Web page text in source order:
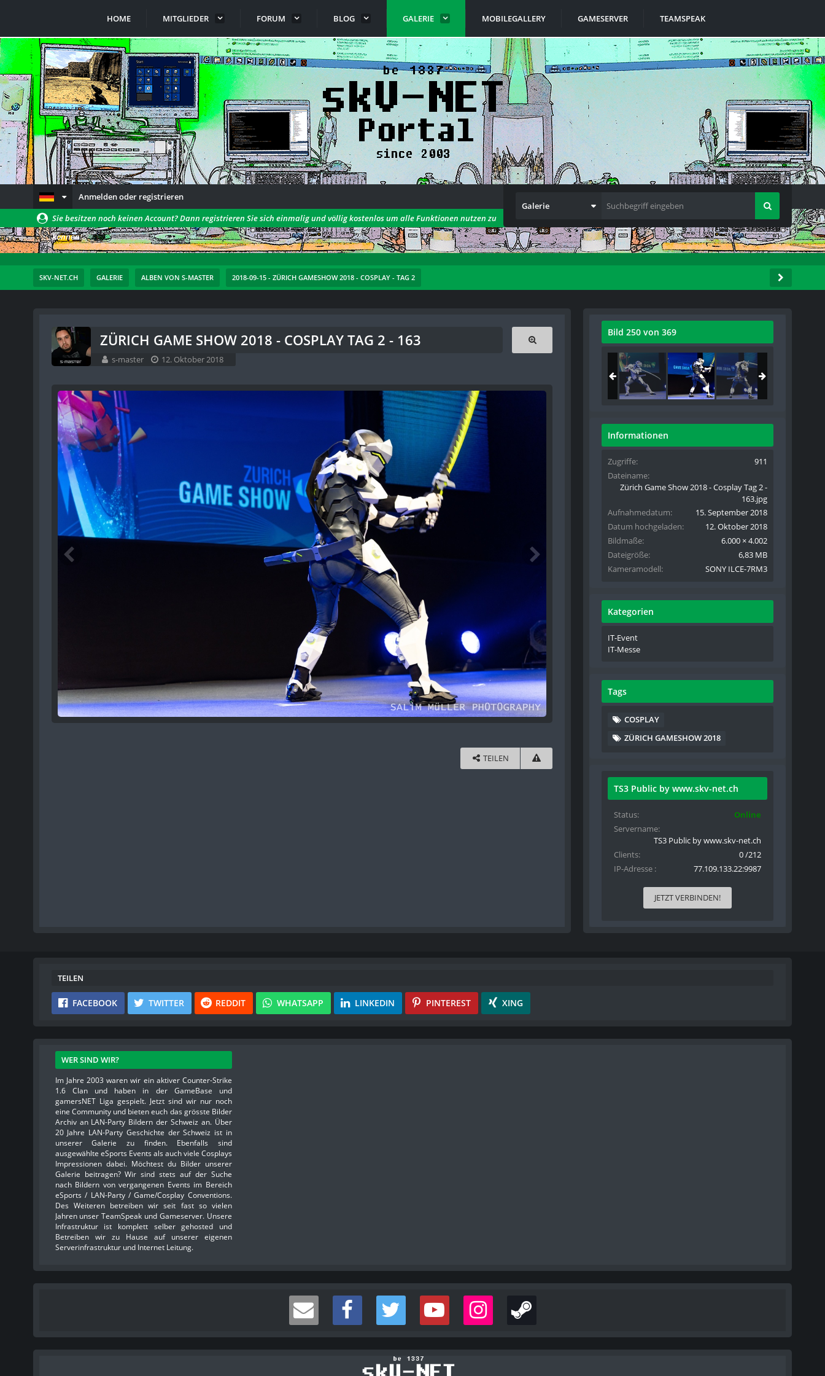
HOME MITGLIEDER FORUM BLOG GALERIE MOBILEGALLERY GAMESERVER TEAMSPEAK
Anmelden oder registrieren
Galerie
Sie besitzen noch keinen Account? Dann registrieren Sie sich einmalig und völlig kostenlos um alle Funktionen nutzen zu
können!
SKV-NET.CH GALERIE ALBEN VON S-MASTER 2018-09-15 - ZÜRICH GAMESHOW 2018 - COSPLAY - TAG 2
ZÜRICH GAME SHOW 2018 - COSPLAY TAG 2 - 163
s-master 12. Oktober 2018
TEILEN
Bild 250 von 369
Informationen
Zugriffe
911
Dateiname
Zürich Game Show 2018 - Cosplay Tag 2 -
163.jpg
Aufnahmedatum
15. September 2018
Datum hochgeladen
12. Oktober 2018
Bildmaße
6.000 × 4.002
Dateigröße
6,83 MB
Kameramodell
SONY ILCE-7RM3
Kategorien
IT-Event
IT-Messe
Tags
COSPLAY
ZÜRICH GAMESHOW 2018
TS3 Public by www.skv-net.ch
Status
Online
Servername
TS3 Public by www.skv-net.ch
Clients
0 /212
IP-Adresse
77.109.133.22:9987
JETZT VERBINDEN!
TEILEN
FACEBOOK TWITTER REDDIT WHATSAPP LINKEDIN PINTEREST XING
WER SIND WIR?
Im Jahre 2003 waren wir ein aktiver Counter-Strike
1.6 Clan und haben in der GameBase und
gamersNET Liga gespielt. Jetzt sind wir nur noch
eine Community und bieten euch das grösste Bilder
Archiv an LAN-Party Bildern der Schweiz an. Über
20 Jahre LAN-Party Geschichte der Schweiz ist in
unserer Galerie zu finden. Ebenfalls sind
ausgewählte eSports Events als auch viele Cosplays
Impressionen dabei. Möchtest du Bilder unserer
Galerie beitragen? Wir sind stets auf der Suche
nach Bildern von vergangenen Events im Bereich
eSports / LAN-Party / Game/Cosplay Conventions.
Des Weiteren betreiben wir seit fast so vielen
Jahren unser TeamSpeak und Gameserver. Unsere
Infrastruktur ist komplett selber gehosted und
Betreiben wir zu Hause auf unserer eigenen
Serverinfrastruktur und Internet Leitung.